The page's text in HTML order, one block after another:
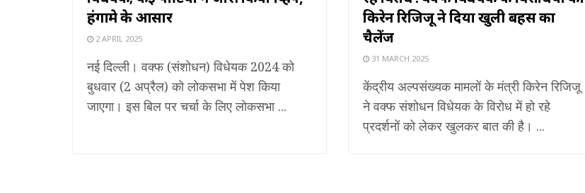
हंगामे के आसार
2 APRIL 2025
नई दिल्ली। वक्फ (संशोधन) विधेयक 2024 को
बुधवार (2 अप्रैल) को लोकसभा में पेश किया
जाएगा। इस बिल पर चर्चा के लिए लोकसभा ...
किरेन रिजिजू ने दिया खुली बहस का
चैलेंज
31 MARCH 2025
केंद्रीय अल्पसंख्यक मामलों के मंत्री किरेन रिजिजू
ने वक्फ संशोधन विधेयक के विरोध में हो रहे
प्रदर्शनों को लेकर खुलकर बात की है। ...